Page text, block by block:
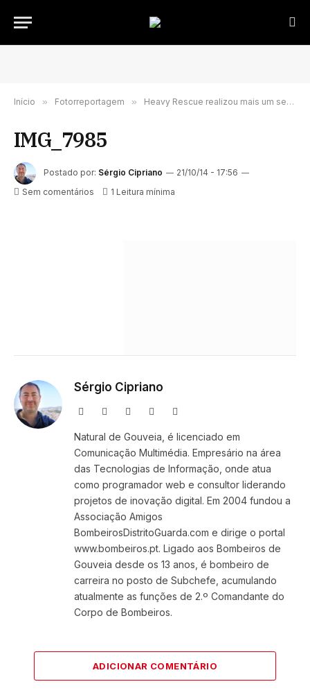
Início » Fotorreportagem » Heavy Rescue realizou mais um seminário internacional em Portugal
IMG_7985
Postado por: Sérgio Cipriano
21/10/14 - 17:56
Sem comentários
1 Leitura mínima
Sérgio Cipriano
Website Facebook Instagram
Natural de Gouveia, é licenciado em
Comunicação Multimédia. Empresário na área
das Tecnologias de Informação, onde atua
como programador web e consultor liderando
projetos de inovação digital. Em 2004 fundou a
Associação Amigos
BombeirosDistritoGuarda.com e dirige o portal
www.bombeiros.pt. Ligado aos Bombeiros de
Gouveia desde os 13 anos, é bombeiro de
carreira no posto de Subchefe, acumulando
atualmente as funções de 2.º Comandante do
Corpo de Bombeiros.
ADICIONAR COMENTÁRIO